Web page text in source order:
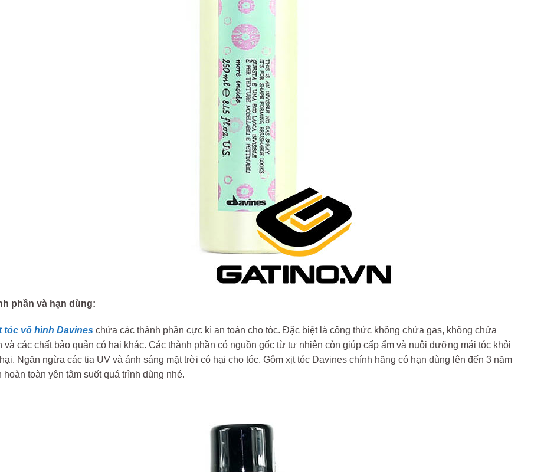
phần và hạn dùng:
tóc vô hình Davines chứa các thành phần cực kì an toàn cho tóc. Đặc biệt là công thức không chứa gas, không chứa
và các chất bảo quản có hại khác. Các thành phần có nguồn gốc từ tự nhiên còn giúp cấp ẩm và nuôi dưỡng mái tóc khỏi
Ngăn ngừa các tia UV và ánh sáng mặt trời có hại cho tóc. Gôm xịt tóc Davines chính hãng có hạn dùng lên đến 3 năm
hoàn toàn yên tâm suốt quá trình dùng nhé.